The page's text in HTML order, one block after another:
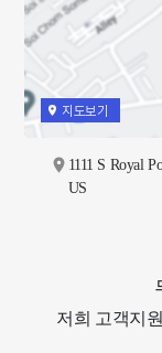
지도보기
1111 S Royal
US
저희 고객지